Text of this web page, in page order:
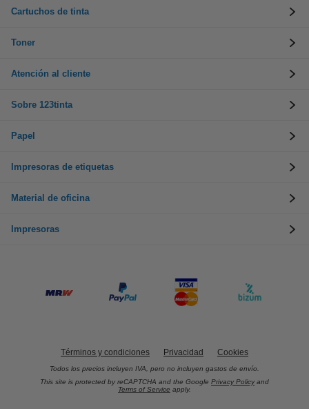
Cartuchos de tinta
Toner
Atención al cliente
Sobre 123tinta
Papel
Impresoras de etiquetas
Material de oficina
Impresoras
Términos y condiciones Privacidad Cookies
Todos los precios incluyen IVA, pero no incluyen gastos de envío.
This site is protected by reCAPTCHA and the Google Privacy Policy and
Terms of Service apply.